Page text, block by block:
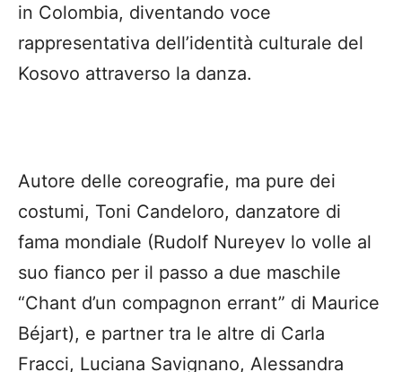
in Colombia, diventando voce
rappresentativa dell’identità culturale del
Kosovo attraverso la danza.
Autore delle coreografie, ma pure dei
costumi, Toni Candeloro, danzatore di
fama mondiale (Rudolf Nureyev lo volle al
suo fianco per il passo a due maschile
“Chant d’un compagnon errant” di Maurice
Béjart), e partner tra le altre di Carla
Fracci, Luciana Savignano, Alessandra